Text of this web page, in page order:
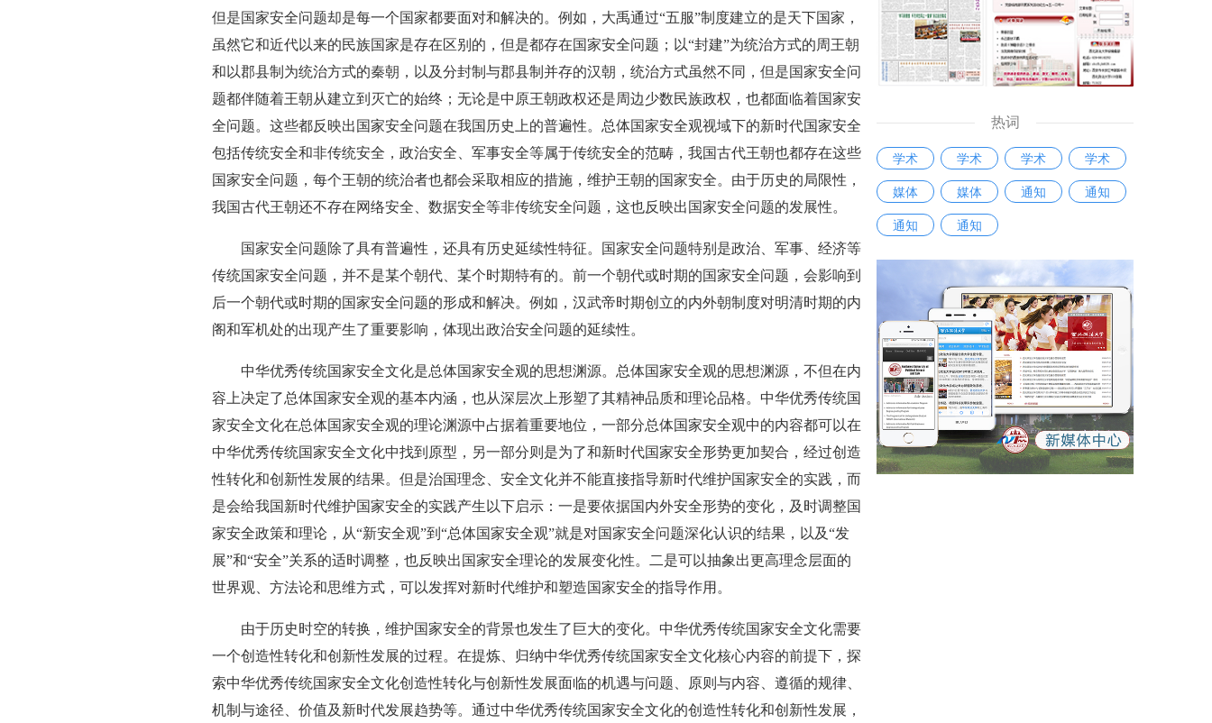
但是国家安全问题却是每一个国家都要面对和解决的。例如，大禹通过“五服”制度建立的是天下国家，
虽然它和近代以来的民族国家是存在区别的，但是都存在国家安全问题；以“封建”为统治方式的周王朝
和以郡县制为统治方式的秦朝，以及分封制与郡县制并存的汉朝，统治方式虽然不同，但是国家安全问
题都伴随着王朝从建立到灭亡的始终；无论是中原王朝政权还是周边少数民族政权，也都面临着国家安
全问题。这些都反映出国家安全问题在我国历史上的普遍性。总体国家安全观视域下的新时代国家安全
包括传统安全和非传统安全，政治安全、军事安全等属于传统安全的范畴，我国古代王朝也都存在这些
国家安全问题，每个王朝的统治者也都会采取相应的措施，维护王朝的国家安全。由于历史的局限性，
我国古代王朝还不存在网络安全、数据安全等非传统安全问题，这也反映出国家安全问题的发展性。
国家安全问题除了具有普遍性，还具有历史延续性特征。国家安全问题特别是政治、军事、经济等
传统国家安全问题，并不是某个朝代、某个时期特有的。前一个朝代或时期的国家安全问题，会影响到
后一个朝代或时期的国家安全问题的形成和解决。例如，汉武帝时期创立的内外朝制度对明清时期的内
阁和军机处的出现产生了重要影响，体现出政治安全问题的延续性。
中华优秀传统国家安全文化是总体国家安全观的思想渊源。总体国家安全观的思想渊源，不但在内
容上决定了总体国家安全观的基本内涵，也从深层次上形塑了其精神品质和理论品格。中华优秀传统国
家安全文化在总体国家安全观的理论渊源中占据着重要地位，一部分总体国家安全观中的内容都可以在
中华优秀传统国家安全文化中找到原型，另一部分则是为了和新时代国家安全形势更加契合，经过创造
性转化和创新性发展的结果。但是治国理念、安全文化并不能直接指导新时代维护国家安全的实践，而
是会给我国新时代维护国家安全的实践产生以下启示：一是要依据国内外安全形势的变化，及时调整国
家安全政策和理论，从“新安全观”到“总体国家安全观”就是对国家安全问题深化认识的结果，以及“发
展”和“安全”关系的适时调整，也反映出国家安全理论的发展变化性。二是可以抽象出更高理念层面的
世界观、方法论和思维方式，可以发挥对新时代维护和塑造国家安全的指导作用。
由于历史时空的转换，维护国家安全的背景也发生了巨大的变化。中华优秀传统国家安全文化需要
一个创造性转化和创新性发展的过程。在提炼、归纳中华优秀传统国家安全文化核心内容的前提下，探
索中华优秀传统国家安全文化创造性转化与创新性发展面临的机遇与问题、原则与内容、遵循的规律、
机制与途径、价值及新时代发展趋势等。通过中华优秀传统国家安全文化的创造性转化和创新性发展，
热词
学术 学术 学术
学术
媒体
媒体 通知
通知
通知
通知